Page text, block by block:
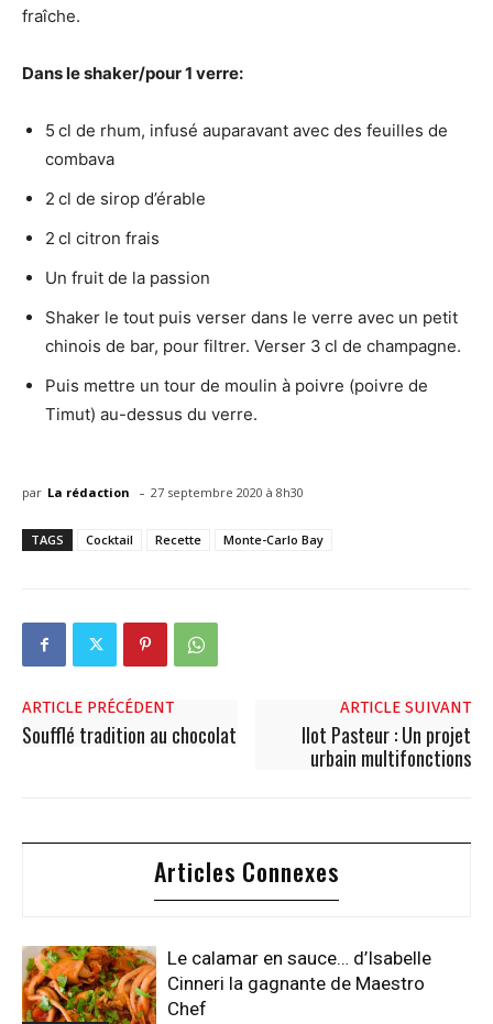
fraîche.
Dans le shaker/pour 1 verre:
5 cl de rhum, infusé auparavant avec des feuilles de
combava
2 cl de sirop d’érable
2 cl citron frais
Un fruit de la passion
Shaker le tout puis verser dans le verre avec un petit
chinois de bar, pour filtrer. Verser 3 cl de champagne.
Puis mettre un tour de moulin à poivre (poivre de
Timut) au-dessus du verre.
par La rédaction - 27 septembre 2020 à 8h30
TAGS Cocktail Recette Monte-Carlo Bay
ARTICLE PRÉCÉDENT
Soufflé tradition au chocolat
ARTICLE SUIVANT
Ilot Pasteur : Un projet
urbain multifonctions
Articles Connexes
Le calamar en sauce… d’Isabelle
Cinneri la gagnante de Maestro
Chef